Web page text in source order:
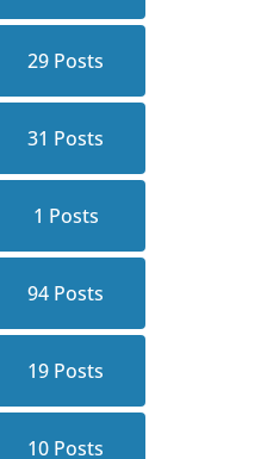
29 Posts
31 Posts
1 Posts
94 Posts
19 Posts
10 Posts